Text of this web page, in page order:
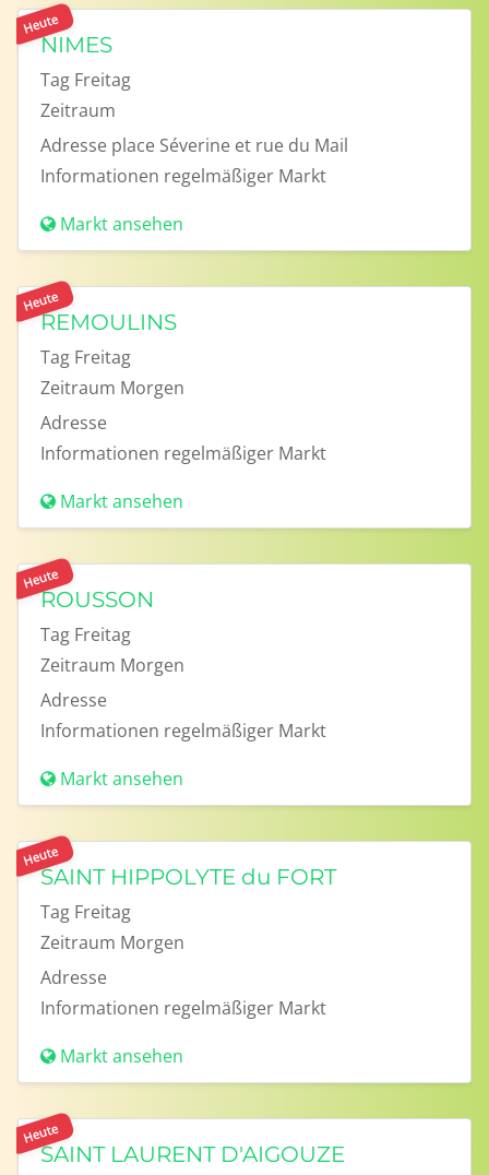
Heute
NIMES
Tag Freitag
Zeitraum
Adresse place Séverine et rue du Mail
Informationen regelmäßiger Markt
Markt ansehen
Heute
REMOULINS
Tag Freitag
Zeitraum Morgen
Adresse
Informationen regelmäßiger Markt
Markt ansehen
Heute
ROUSSON
Tag Freitag
Zeitraum Morgen
Adresse
Informationen regelmäßiger Markt
Markt ansehen
Heute
SAINT HIPPOLYTE du FORT
Tag Freitag
Zeitraum Morgen
Adresse
Informationen regelmäßiger Markt
Markt ansehen
Heute
SAINT LAURENT D'AIGOUZE